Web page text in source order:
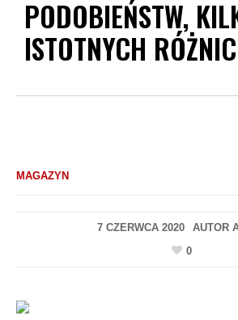
PODOBIEŃSTW,
ISTOTNYCH RÓŻNIC
MAGAZYN
7 CZERWCA 2020 AUTOR
0